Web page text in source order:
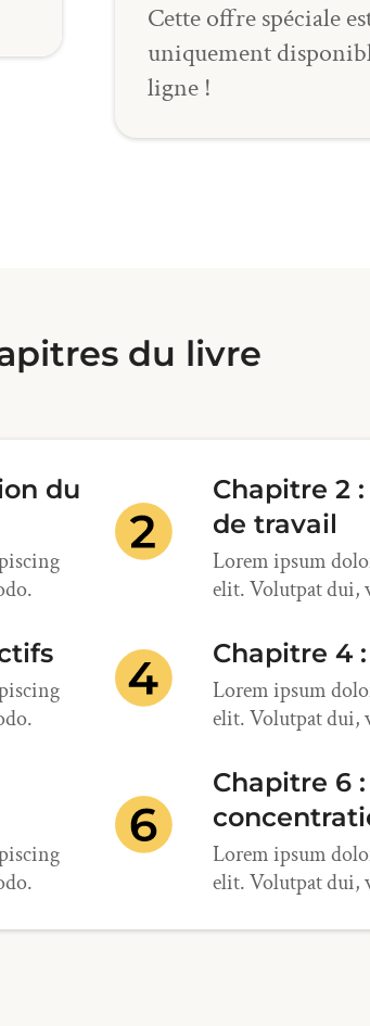
Cette offre spéciale
uniquement
ligne !
du livre
du
Chapitre 2
de travail
Lorem ipsum
elit. Volutpat dui,
Chapitre 4
Lorem ipsum
elit. Volutpat dui,
Chapitre 6
Lorem ipsum
elit. Volutpat dui,